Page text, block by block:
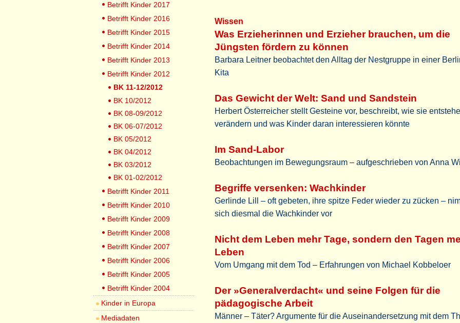
Wissen
Was Erzieherinnen und Erzieher brauchen, um die
Jüngsten fördern zu können
Barbara Leitner beobachtet den Alltag der Nestgruppe in einer
Kita
Das Gewicht der Welt: Sand und Sandstein
Herbert Österreicher stellt Gesteine vor, beschreibt, wie sie
verändern und was Kinder daran interessieren könnte
Im Sand-Labor
Beobachtungen im Bewegungsraum – aufgeschrieben von Anna
Begriffe versenken: Wachkinder
Gerlinde Lill – oft gebeten, ihre spitze Feder wieder zu zücken –
sich diesmal die Wachkinder vor
Nicht dem Leben mehr Tage, sondern den Tagen
Leben
Vom Umgang mit dem Tod – Erfahrungen von Michael Kobbeloer
Der »Generalverdacht« und seine Folgen für die
pädagogische Arbeit
Männer – Täter? Argumente für die Auseinandersetzung mit dem
Betrifft Kinder 2017
Betrifft Kinder 2016
Betrifft Kinder 2015
Betrifft Kinder 2014
Betrifft Kinder 2013
Betrifft Kinder 2012
BK 11-12/2012
BK 10/2012
BK 08-09/2012
BK 06-07/2012
BK 05/2012
BK 04/2012
BK 03/2012
BK 01-02/2012
Betrifft Kinder 2011
Betrifft Kinder 2010
Betrifft Kinder 2009
Betrifft Kinder 2008
Betrifft Kinder 2007
Betrifft Kinder 2006
Betrifft Kinder 2005
Betrifft Kinder 2004
Kinder in Europa
Mediadaten